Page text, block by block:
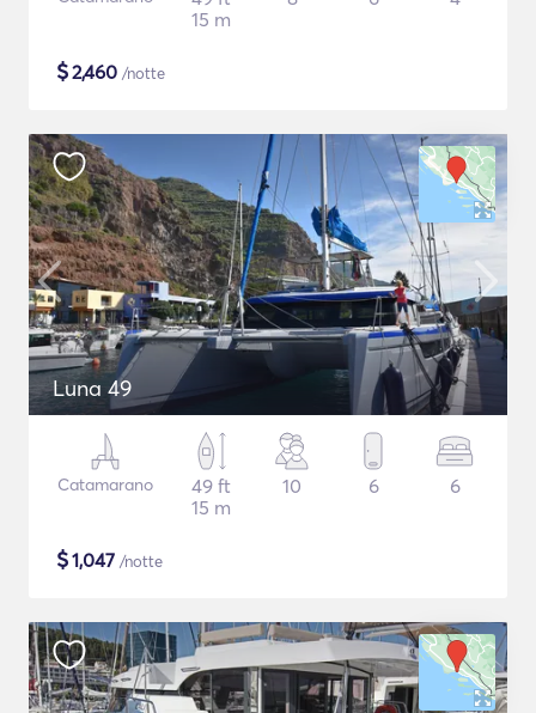
15 m
$2,460 /notte
Luna 49
Catamarano
49 ft
15 m
10 6 6
$1,047 /notte